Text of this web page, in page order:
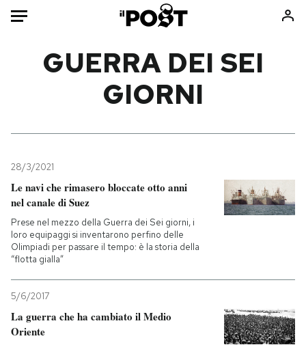
Mondo
Tecnologia
Internet
Cultura
Economia
Libri
Ok Boomer!
Europa
Altrecose
PODCAST
GUERRA DEI SEI
GIORNI
28/3/2021
Le navi che rimasero bloccate otto anni
nel canale di Suez
Prese nel mezzo della Guerra dei Sei giorni, i
loro equipaggi si inventarono perfino delle
Olimpiadi per passare il tempo: è la storia della
“flotta gialla”
5/6/2017
La guerra che ha cambiato il Medio
Oriente